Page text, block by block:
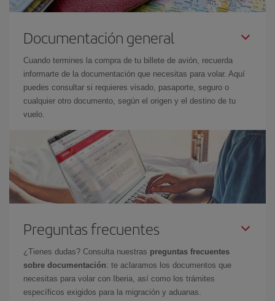
Documentación general
Cuando termines la compra de tu billete de avión, recuerda
informarte de la documentación que necesitas para volar. Aquí
puedes consultar si requieres visado, pasaporte, seguro o
cualquier otro documento, según el origen y el destino de tu
vuelo.
Preguntas frecuentes
¿Tienes dudas? Consulta nuestras preguntas frecuentes
sobre documentación: te aclaramos los documentos que
necesitas para volar con Iberia, así como los trámites
específicos exigidos para la migración y aduanas.